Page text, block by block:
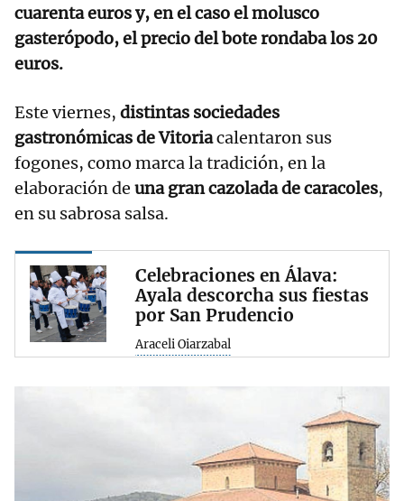
cuarenta euros y, en el caso el molusco
gasterópodo, el precio del bote rondaba los 20
euros.
Este viernes, distintas sociedades
gastronómicas de Vitoriacalentaron sus
fogones, como marca la tradición, en la
elaboración de una gran cazolada de caracoles,
en su sabrosa salsa.
Celebraciones en Álava:
Ayala descorcha sus fiestas
por San Prudencio
Araceli Oiarzabal